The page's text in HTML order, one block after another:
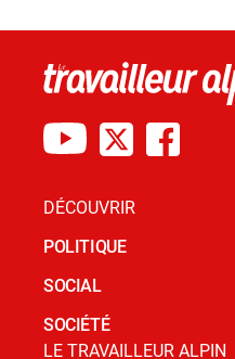
DÉCOUVRIR
POLITIQUE
SOCIAL
SOCIÉTÉ
LE TRAVAILLEUR ALPIN